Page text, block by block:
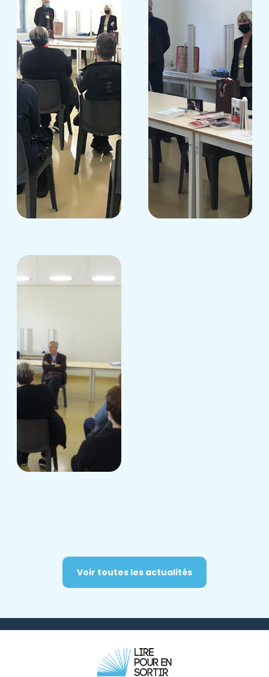
Voir toutes les actualités